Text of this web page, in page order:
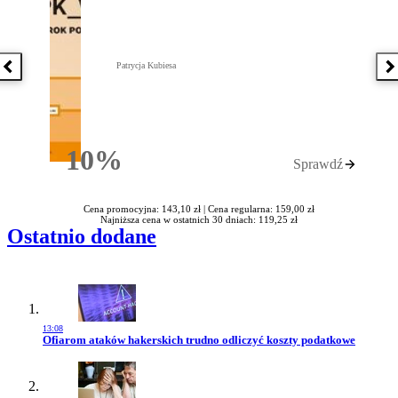
Poprzednia książka
10%Rabatu
Patrycja Kubiesa
Sprawdź
Cena promocyjna: 143,10 zł | Cena regularna: 159,00 zł
Najniższa cena w ostatnich 30 dniach: 119,25 zł
Ostatnio dodane
13:08
Przejdź do artykułu:
Ofiarom ataków hakerskich trudno odliczyć koszty podatkowe